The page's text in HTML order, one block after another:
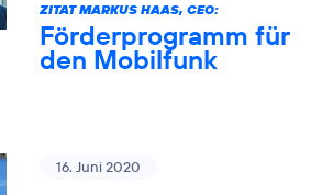
ZITAT MARKUS HAAS, CEO:
Förderprogramm für
den Mobilfunk
16. Juni 2020